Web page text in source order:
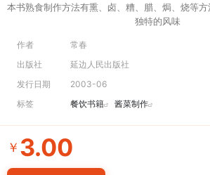
本书熟食制作方法有熏、卤、糟、腊、焗、烧等
独特的风味
作者
常春
出版社
延边人民出版社
发行日期
2003-06
标签
餐饮书籍 酱菜制作
￥ 3.00